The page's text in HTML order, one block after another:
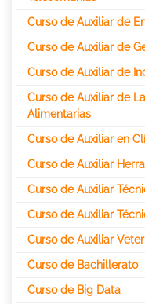
Curso de Auxiliar de
Curso de Auxiliar de
Curso de Auxiliar de
Curso de Auxiliar de
Alimentarias
Curso de Auxiliar en
Curso de Auxiliar
Curso de Auxiliar
Curso de Auxiliar
Curso de Auxiliar
Curso de Bachillerato
Curso de Big Data